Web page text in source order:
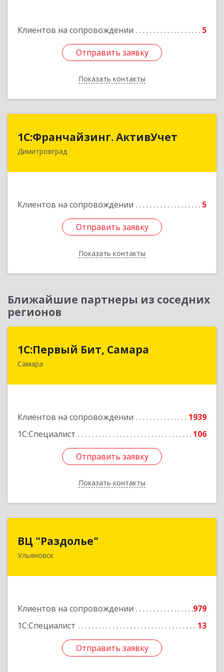
Клиентов на сопровождении 5
Отправить заявку
Показать контакты
Отправить заявку
Назад
1С:Франчайзинг. АктивУчет
Димитровград
Клиентов на сопровождении 5
Отправить заявку
Показать контакты
1С:Франчайзинг. АктивУчет
433505, Ульяновская обл., г. Димитровград, ул.
Отправить заявку
Назад
Ближайшие партнеры из соседних
регионов
1С:Первый Бит, Самара
Самара
Клиентов на сопровождении
1939
1С:Специалист
106
Отправить заявку
Показать контакты
1С:Первый Бит, Самара
443013, Самарская обл, Самара г, Дачная ул,
Отправить заявку
Назад
ВЦ "Раздолье"
Ульяновск
Клиентов на сопровождении
979
1С:Специалист
13
Отправить заявку
432001, Ульяновская обл, Ульяновск г, Марата
Отправить заявку